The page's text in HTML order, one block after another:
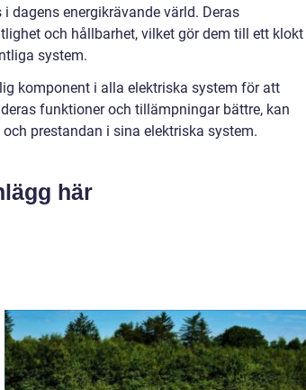
dagens energikrävande värld. Deras
och hållbarhet, vilket gör dem till ett klokt
system.
komponent i alla elektriska system för att
funktioner och tillämpningar bättre, kan
prestandan i sina elektriska system.
här